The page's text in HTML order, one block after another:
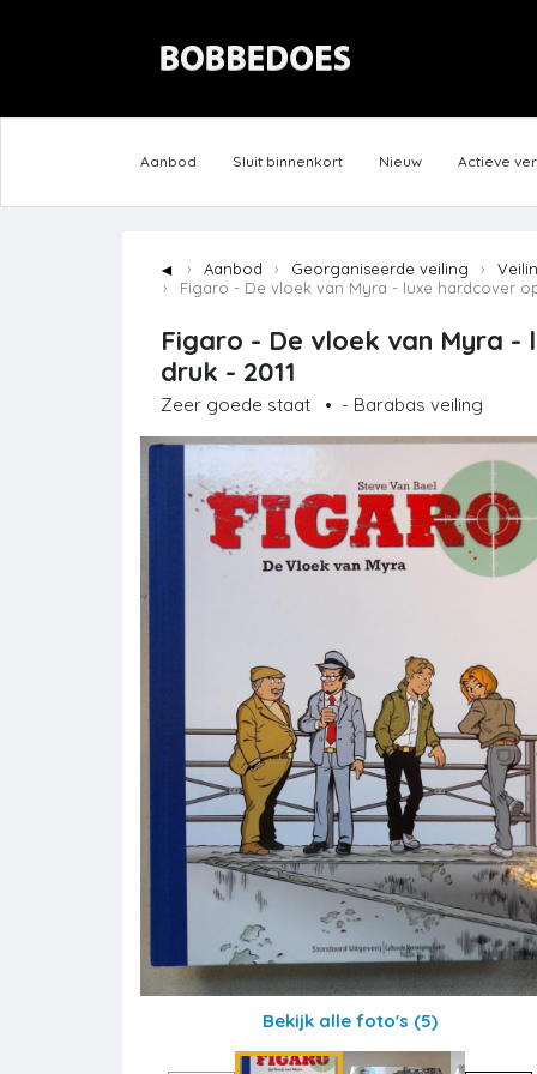
Aanbod Sluit binnenkort Nieuw Actieve
◄ Aanbod Georganiseerde veiling
Figaro - De vloek van Myra - luxe hardcover
Figaro - De vloek van Myra
druk - 2011
Zeer goede staat • - Barabas veiling
Bekijk alle foto's (5)